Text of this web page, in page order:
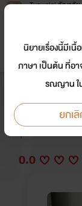
Tunwalai ธัญวลัย
หน้าแรก
น้องสา
นักเขียน: Take
Y
0.0
นิยายเรื่องนี้มีเ
ภาษา เป็นต้น ที่อ
รณญาน ใ
ยกเ